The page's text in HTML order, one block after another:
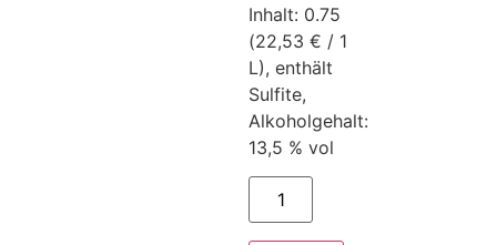
Inhalt: 0.75
(22,53 € / 1
L), enthält
Sulfite,
Alkoholgehalt:
13,5 % vol